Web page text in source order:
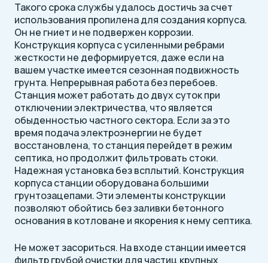
Такого срока службы удалось достичь за счет
использования пропилена для создания корпуса.
Он не гниет и не подвержен коррозии.
Конструкция корпуса с усиленными ребрами
жесткости не деформируется, даже если на
вашем участке имеется сезонная подвижность
грунта. Непрерывная работа без перебоев.
Станция может работать до двух суток при
отключении электричества, что является
обыденностью частного сектора. Если за это
время подача электроэнергии не будет
восстановлена, то станция перейдет в режим
септика, но продолжит фильтровать стоки.
Надежная установка без всплытий. Конструкция
корпуса станции оборудована большими
грунтозацепами. Эти элементы конструкции
позволяют обойтись без заливки бетонного
основания в котловане и якорения к нему септика.
Не может засориться. На входе станции имеется
фильтр грубой очистки для частиц крупных